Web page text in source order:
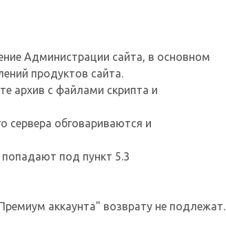
Администрации сайта, в основном
продуктов сайта.
архив с файлами скрипта и
сервера обговариваются и
под пункт 5.3
аккаунта" возврату не подлежат.